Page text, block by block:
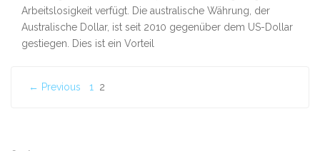
Arbeitslosigkeit verfügt. Die australische Währung, der
Australische Dollar, ist seit 2010 gegenüber dem US-Dollar
gestiegen. Dies ist ein Vorteil
← Previous 1 2